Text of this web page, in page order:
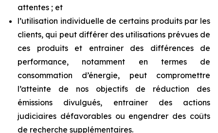
attentes ; et
l’utilisation individuelle de certains produits par les
clients, qui peut différer des utilisations prévues de
ces produits et entrainer des différences de
performance, notamment en termes de
consommation d’énergie, peut compromettre
l’atteinte de nos objectifs de réduction des
émissions divulgués, entrainer des actions
judiciaires défavorables ou engendrer des coûts
de recherche supplémentaires.